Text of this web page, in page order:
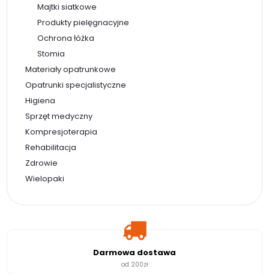
Majtki siatkowe
Produkty pielęgnacyjne
Ochrona łóżka
Stomia
Materiały opatrunkowe
Opatrunki specjalistyczne
Higiena
Sprzęt medyczny
Kompresjoterapia
Rehabilitacja
Zdrowie
Wielopaki
Darmowa dostawa
od 200zł